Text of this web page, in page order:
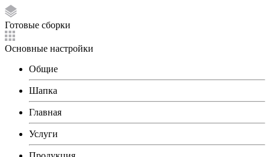
Готовые сборки
Основные настройки
Общие
Шапка
Главная
Услуги